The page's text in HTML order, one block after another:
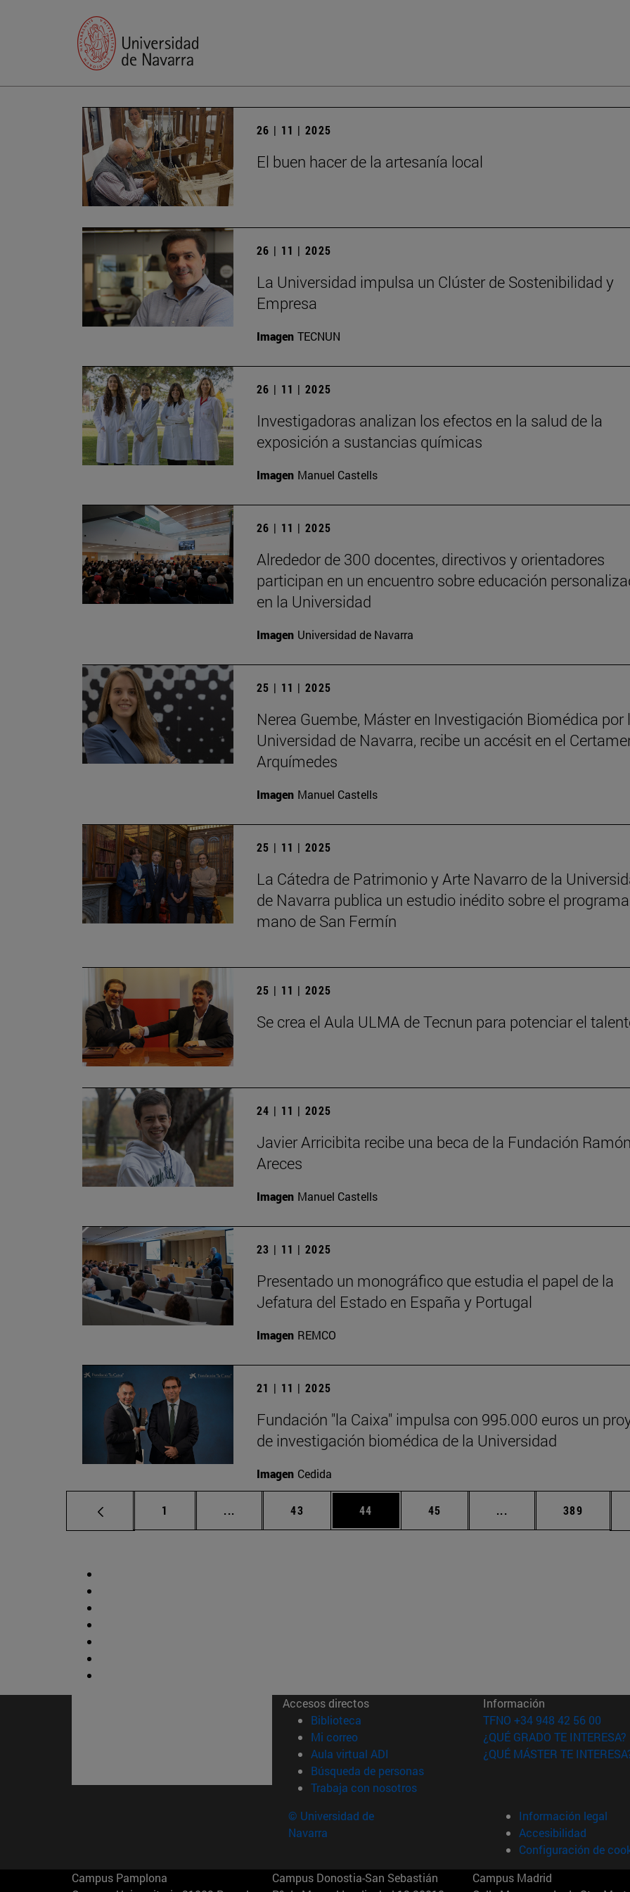
26 | 11 | 2025
El buen hacer de la artesanía local
26 | 11 | 2025
La Universidad impulsa un Clúster de Sostenibilidad y
Empresa
Imagen TECNUN
26 | 11 | 2025
Investigadoras analizan los efectos en la salud de la
exposición a sustancias químicas
Imagen Manuel Castells
26 | 11 | 2025
Alrededor de 300 docentes, directivos y orientadores
participan en un encuentro sobre educación
en la Universidad
Imagen Universidad de Navarra
25 | 11 | 2025
Nerea Guembe, Máster en Investigación Biomédica por
Universidad de Navarra, recibe un accésit en el
Arquímedes
Imagen Manuel Castells
25 | 11 | 2025
La Cátedra de Patrimonio y Arte Navarro de la
de Navarra publica un estudio inédito sobre el
mano de San Fermín
25 | 11 | 2025
Se crea el Aula ULMA de Tecnun para potenciar el
24 | 11 | 2025
Javier Arricibita recibe una beca de la Fundación
Areces
Imagen Manuel Castells
23 | 11 | 2025
Presentado un monográfico que estudia el papel de la
Jefatura del Estado en España y Portugal
Imagen REMCO
21 | 11 | 2025
Fundación "la Caixa" impulsa con 995.000 euros un
de investigación biomédica de la Universidad
Imagen Cedida
Página
1 ... Páginas intermedias Use TAB para desplazarse.
Página
43 Página
44 Página
45 ... Páginas intermedias
Página
389
Accesos directos
Biblioteca (abre en nueva ventana)
Mi correo(abre en nueva ventana)
Aula virtual ADI (abre en nueva ventana)
Búsqueda de personas(abre en nueva ventana)
Trabaja con nosotros(abre en nueva ventana)
Información
TFNO +34 948 42 56 00
¿QUÉ GRADO TE INTERESA?
¿QUÉ MÁSTER TE
© Universidad de
Navarra
Información legal
Accesibilidad
Configuración de
Campus Pamplona
Campus Donostia-San Sebastián
Campus Madrid